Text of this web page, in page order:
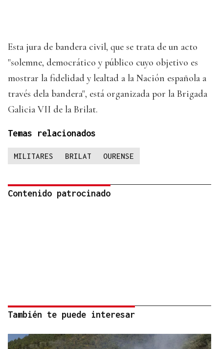
Esta jura de bandera civil, que se trata de un acto
"solemne, democrático y público cuyo objetivo es
mostrar la fidelidad y lealtad a la Nación española a
través dela bandera", está organizada por la Brigada
Galicia VII de la Brilat.
Temas relacionados
MILITARES BRILAT OURENSE
Contenido patrocinado
También te puede interesar